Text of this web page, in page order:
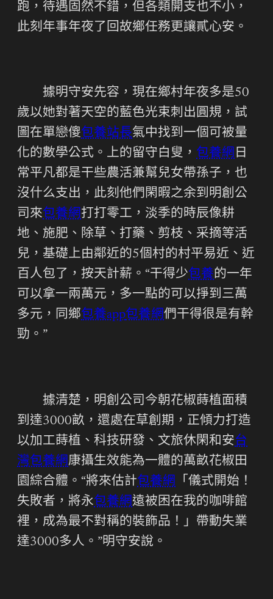
跑，待遇固然不錯，但各類開支也不小，
此刻年事年夜了回故鄉任務更讓貳心安。
據明守安先容，現在鄉村年夜多是50
歲以她對著天空的藍色光束刺出圓規，試
圖在單戀傻包養站長氣中找到一個可被量
化的數學公式。上的留守白叟， 包養網日
常平凡都是干些農活兼幫兒女帶孫子，也
沒什么支出，此刻他們閑暇之余到明創公
司來包養網打打零工，淡季的時辰像耕
地、施肥、除草、打藥、剪枝、采摘等活
兒，基礎上由鄰近的5個村的村平易近、近
百人包了，按天計薪。“干得少包養的一年
可以拿一兩萬元，多一點的可以掙到三萬
多元，同鄉包養app包養網們干得很是有幹
勁。”
據清楚，明創公司今朝花椒蒔植面積
到達3000畝，還處在草創期，正傾力打造
以加工蒔植、科技研發、文旅休閑和安台
灣包養網康攝生效能為一體的萬畝花椒田
園綜合體。“將來估計包養網 「儀式開始！
失敗者，將永包養網遠被困在我的咖啡館
裡，成為最不對稱的裝飾品！」帶動失業
達3000多人。”明守安說。